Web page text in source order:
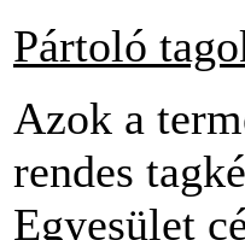
Pártoló
Azok a
rendes
Egyesület